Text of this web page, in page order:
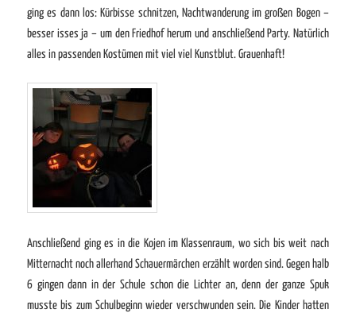
ging es dann los: Kürbisse schnitzen, Nachtwanderung im großen Bogen –
besser isses ja – um den Friedhof herum und anschließend Party. Natürlich
alles in passenden Kostümen mit viel viel Kunstblut. Grauenhaft!
Anschließend ging es in die Kojen im Klassenraum, wo sich bis weit nach
Mitternacht noch allerhand Schauermärchen erzählt worden sind. Gegen halb
6 gingen dann in der Schule schondie Lichter an, denn der ganze Spuk
musste bis zum Schulbeginn wieder verschwunden sein. Die Kinder hatten